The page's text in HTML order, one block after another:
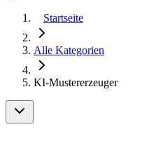
Startseite
Alle Kategorien
KI-Mustererzeuger